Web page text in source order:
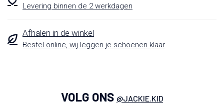
Levering binnen de 2 werkdagen
Afhalen in de winkel
Bestel online, wij leggen je schoenen klaar
VOLG ONS @JACKIE.KID